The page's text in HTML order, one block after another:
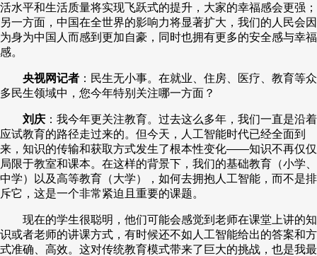
活水平和生活质量将实现飞跃式的提升，大家的幸福感会更强；
另一方面，中国在全世界的影响力将显著扩大，我们的人民会因
为身为中国人而感到更加自豪，同时也拥有更多的安全感与幸福
感。
央视网记者 ：民生无小事。在就业、住房、医疗、教育等众
多民生领域中，您今年特别关注哪一方面？
刘庆 ：我今年更关注教育。过去这么多年，我们一直是沿着
应试教育的路径走过来的。但今天，人工智能时代已经全面到
来，知识的传输和获取方式发生了根本性变化——知识不再仅仅
局限于教室和课本。在这样的背景下，我们的基础教育（小学、
中学）以及高等教育（大学），如何去拥抱人工智能，而不是排
斥它，这是一个非常紧迫且重要的课题。
现在的学生很聪明，他们可能会感觉到老师在课堂上讲的知
识或者老师的讲课方式，有时候还不如人工智能给出的答案和方
式准确、高效。这对传统教育模式带来了巨大的挑战，也是我最